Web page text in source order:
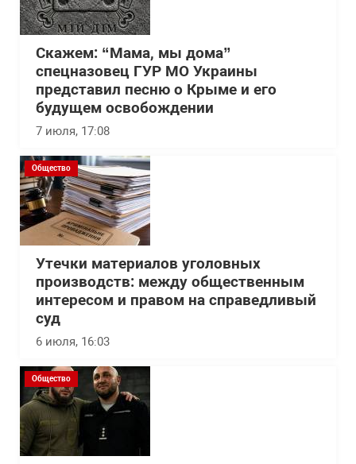
Скажем: “Мама, мы дома”
спецназовец ГУР МО Украины
представил песню о Крыме и его
будущем освобождении
7 июля, 17:08
Общество
Утечки материалов уголовных
производств: между общественным
интересом и правом на справедливый
суд
6 июля, 16:03
Общество